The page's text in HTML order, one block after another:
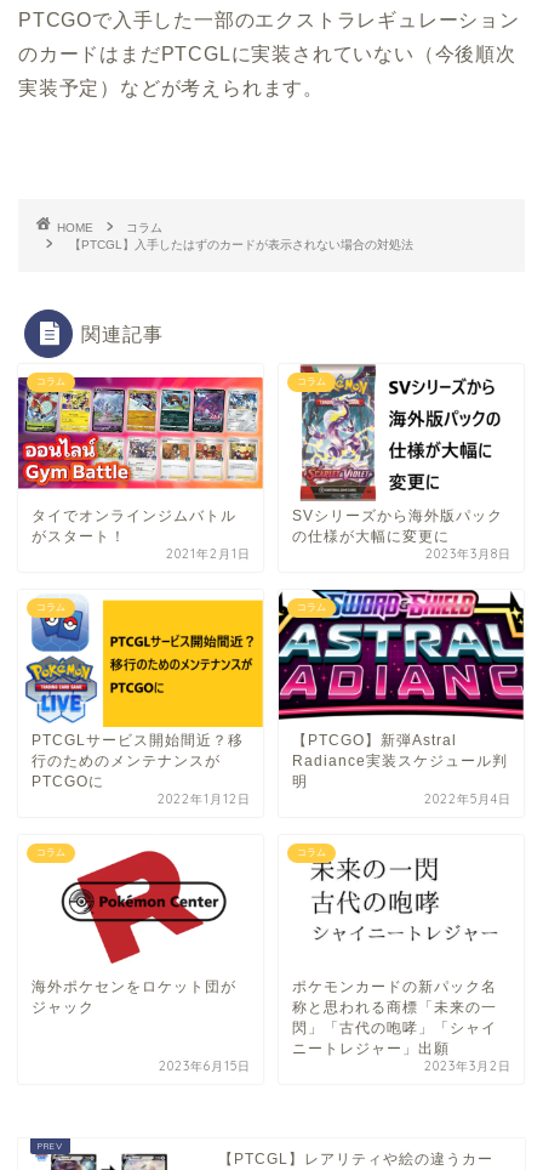
PTCGOで入手した一部のエクストラレギュレーション
のカードはまだPTCGLに実装されていない（今後順次
実装予定）などが考えられます。
HOME
コラム
【PTCGL】入手したはずのカードが表示されない場合の対処法
関連記事
コラム
タイでオンラインジムバトル
がスタート！
2021年2月1日
コラム
SVシリーズから海外版パック
の仕様が大幅に変更に
2023年3月8日
コラム
PTCGLサービス開始間近？移
行のためのメンテナンスが
PTCGOに
2022年1月12日
コラム
【PTCGO】新弾Astral
Radiance実装スケジュール判
明
2022年5月4日
コラム
海外ポケセンをロケット団が
ジャック
2023年6月15日
コラム
ポケモンカードの新パック名
称と思われる商標「未来の一
閃」「古代の咆哮」「シャイ
ニートレジャー」出願
2023年3月2日
【PTCGL】レアリティや絵の違うカー